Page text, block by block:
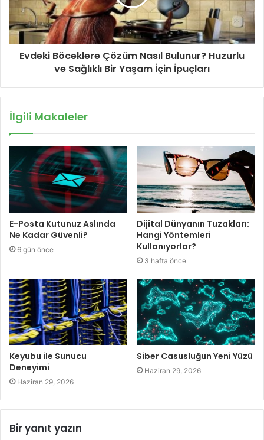
Evdeki Böceklere Çözüm Nasıl Bulunur? Huzurlu
ve Sağlıklı Bir Yaşam İçin İpuçları
İlgili Makaleler
E-Posta Kutunuz Aslında
Ne Kadar Güvenli?
6 gün önce
Dijital Dünyanın Tuzakları:
Hangi Yöntemleri
Kullanıyorlar?
3 hafta önce
Keyubu ile Sunucu
Deneyimi
Haziran 29, 2026
Siber Casusluğun Yeni Yüzü
Haziran 29, 2026
Bir yanıt yazın